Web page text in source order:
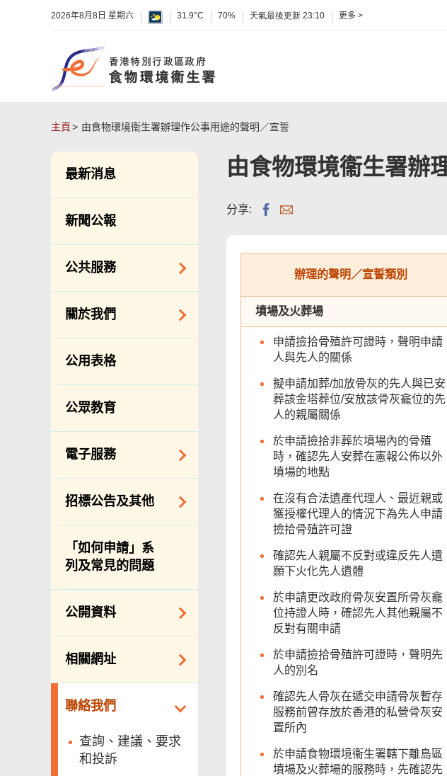
2026年8月8日 星期六 31.9°C 70% 天氣最後更新 23:10 更多 >
主頁 由食物環境衞生署辦理作公事用途的聲明／宣誓
最新消息
新聞公報
公共服務
潔淨服務
公眾街市
墳場及火葬場
食物安全
私營骨灰龕
公共設施
關於我們
組織結構
服務承諾
公用表格
公眾教育
電子服務
網上付款
招標公告及其他
招標通告索引
主要採購服務預覽
申請納入食物環境
衞生署通知名單
的標準僱傭合約
「如何申請」系
列及常見的問題
公開資料
公開資料守則
備存紀錄一覽表
披露記錄
公開資料程序/收費
相關網址
相關政府機構
聯絡我們
查詢、建議、要求
和投訴
由食物環境衞生署辦
分享:
辦理的聲明／宣誓類別
墳場及火葬場
申請撿拾骨殖許可證時，聲明申請
人與先人的關係
擬申請加葬/加放骨灰的先人與已安
葬該金塔葬位/安放該骨灰龕位的先
人的親屬關係
於申請撿拾非葬於墳場內的骨殖
時，確認先人安葬在憲報公佈以外
墳場的地點
在沒有合法遺產代理人、最近親或
獲授權代理人的情況下為先人申請
撿拾骨殖許可證
確認先人親屬不反對或違反先人遺
願下火化先人遺體
於申請更改政府骨灰安置所骨灰龕
位持證人時，確認先人其他親屬不
反對有關申請
於申請撿拾骨殖許可證時，聲明先
人的別名
確認先人骨灰在遞交申請骨灰暫存
服務前曾存放於香港的私營骨灰安
置所內
於申請食物環境衞生署轄下離島區
墳場及火葬場的服務時，先確認先